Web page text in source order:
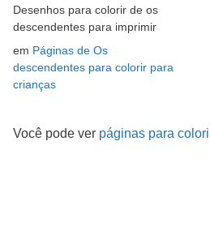
Desenhos para colorir de os
descendentes para imprimir
em Páginas de Os
descendentes para colorir para
crianças
Você pode ver páginas para